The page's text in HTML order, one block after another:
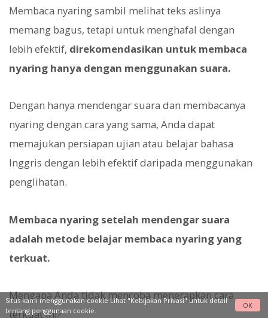
Membaca nyaring sambil melihat teks aslinya
memang bagus, tetapi untuk menghafal dengan
lebih efektif, direkomendasikan untuk membaca
nyaring hanya dengan menggunakan suara.
Dengan hanya mendengar suara dan membacanya
nyaring dengan cara yang sama, Anda dapat
memajukan persiapan ujian atau belajar bahasa
Inggris dengan lebih efektif daripada menggunakan
penglihatan.
Membaca nyaring setelah mendengar suara
adalah metode belajar membaca nyaring yang
terkuat.
Mengapa Anda tidak mencoba menerapkan cara
terkuat ini?
Situs kami menggunakan cookie Lihat "Kebijakan Privasi"untuk detail
tentang penggunaan cookie.
OK